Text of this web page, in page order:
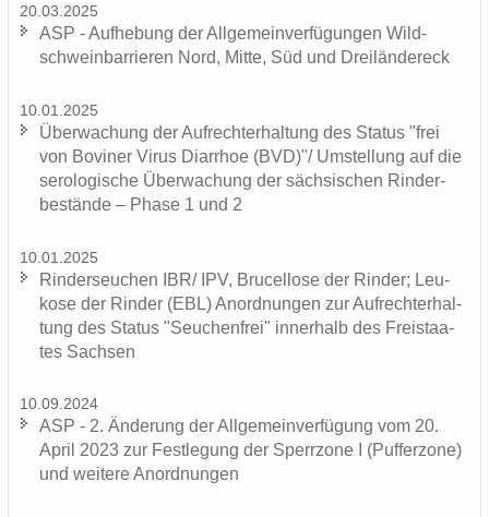
20.03.2025
ASP - Auf­he­bung der All­ge­mein­ver­fü­gun­gen Wild­
schwein­bar­rie­ren Nord, Mitte, Süd und Drei­län­der­eck
10.01.2025
Über­wa­chung der Auf­recht­erhal­tung des Sta­tus "frei
von Bo­vi­ner Virus Di­ar­rhoe (BVD)"/ Um­stel­lung auf die
se­ro­lo­gi­sche Über­wa­chung der säch­si­schen Rin­der­
be­stän­de – Phase 1 und 2
10.01.2025
Rin­der­seu­chen IBR/ IPV, Bru­cel­lo­se der Rin­der; Leu­
ko­se der Rin­der (EBL) An­ord­nun­gen zur Auf­recht­erhal­
tung des Sta­tus "Seu­chen­frei" in­ner­halb des Frei­staa­
tes Sach­sen
10.09.2024
ASP - 2. Än­de­rung der All­ge­mein­ver­fü­gung vom 20.
April 2023 zur Fest­le­gung der Sperr­zo­ne I (Puf­fer­zo­ne)
und wei­te­re An­ord­nun­gen